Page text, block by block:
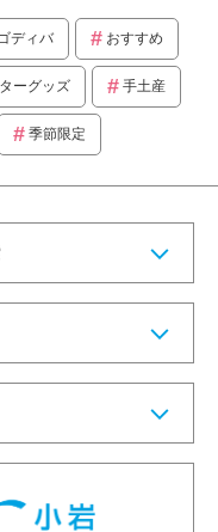
ディバ おすすめ
ーグッズ 手土産
季節限定